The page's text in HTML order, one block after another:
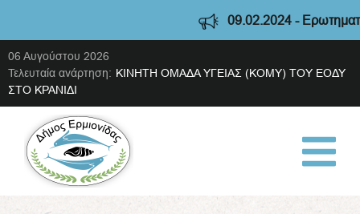
09.02.2024 -
06 Αυγούστου 2026
Τελευταία ανάρτηση: ΚΙΝΗΤΗ ΟΜΑΔΑ ΥΓΕΙΑΣ (ΚΟΜΥ) ΤΟΥ ΕΟΔΥ
ΣΤΟ ΚΡΑΝΙΔΙ